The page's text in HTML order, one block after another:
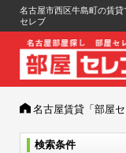
名古屋市西区牛島町の賃
セレブ
名古屋賃貸「部屋セ
検索条件